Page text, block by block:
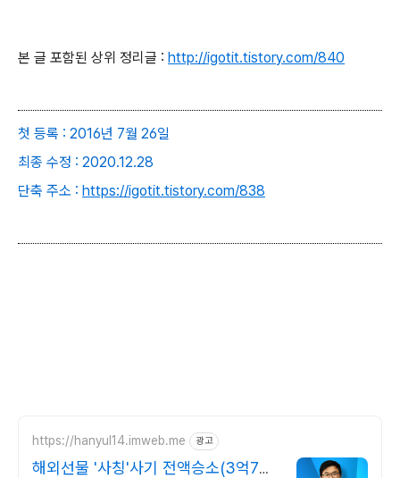
본 글 포함된 상위 정리글 : http://igotit.tistory.com/840
첫 등록 : 2016년 7월 26일
최종 수정 : 2020.12.28
단축 주소 : https://igotit.tistory.com/838
https://hanyul14.imweb.me 광고
해외선물 '사칭'사기 전액승소(3억7천)